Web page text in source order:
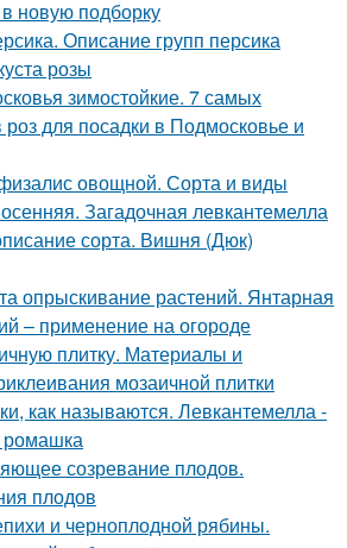
новую подборку
Описание групп персика
розы
зимостойкие. 7 самых
роз для посадки в Подмосковье и
овощной. Сорта и виды
Загадочная левкантемелла
сорта. Вишня (Дюк)
опрыскивание растений. Янтарная
– применение на огороде
плитку. Материалы и
мозаичной плитки
как называются. Левкантемелла -
ромашка
созревание плодов.
плодов
и черноплодной рябины.